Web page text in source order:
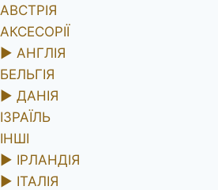
АВСТРІЯ
АКСЕСОРІЇ
► АНГЛІЯ
БЕЛЬГІЯ
► ДАНІЯ
ІЗРАЇЛЬ
ІНШІ
► ІРЛАНДІЯ
► ІТАЛІЯ